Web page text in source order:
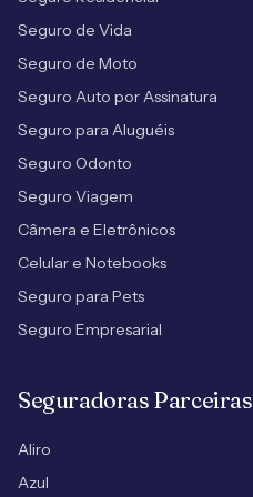
Seguro de Vida
Seguro de Moto
Seguro Auto por Assinatura
Seguro para Aluguéis
Seguro Odonto
Seguro Viagem
Câmera e Eletrônicos
Celular e Notebooks
Seguro para Pets
Seguro Empresarial
Seguradoras Parceiras
Aliro
Azul